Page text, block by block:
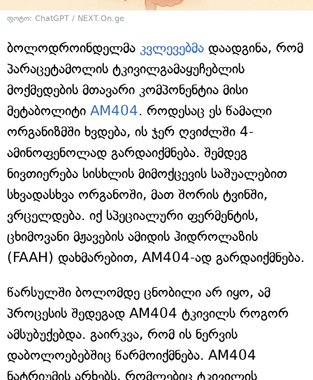
ფოტო: ChatGPT / NEXT.On.ge
ბოლოდროინდელმა კვლევებმა დაადგინა, რომ
პარაცეტამოლის ტკივილგამაყუჩებლის
მოქმედების მთავარი კომპონენტია მისი
მეტაბოლიტი AM404. როდესაც ეს წამალი
ორგანიზმში ხვდება, ის ჯერ ღვიძლში 4-
ამინოფენოლად გარდაიქმნება. შემდეგ
ნივთიერება სისხლის მიმოქცევის საშუალებით
სხვადასხვა ორგანოში, მათ შორის ტვინში,
ვრცელდება. იქ სპეციალური ფერმენტის,
ცხიმოვანი მჟავების ამიდის ჰიდროლაზის
(FAAH) დახმარებით, AM404-ად გარდაიქმნება.
წარსულში ბოლომდე ცნობილი არ იყო, ამ
პროცესის შედეგად AM404 ტკივილს როგორ
ამსუბუქებდა. გაირკვა, რომ ის ნერვის
დაბოლოებებშიც წარმოიქმნება. AM404
ნატრიუმის არხებს, რომლებიც ტკივილის